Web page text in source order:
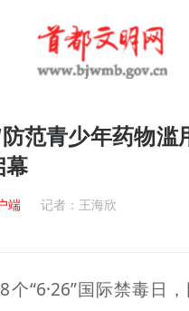
想道德建设
范青少年药物滥
幕
端
记者：王海欣
个“6·26”国际禁毒日